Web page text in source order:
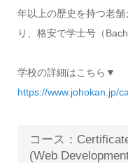
年以上の歴史を持つ老
り、格安で学士号（
学校の詳細はこちら▼
https://www.johokan.jp/
コース：
(Web